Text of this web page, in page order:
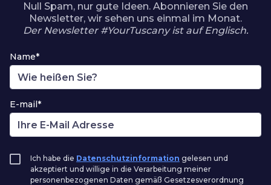
Null Spam, nur gute Ideen. Abonnieren Sie den
Newsletter, wir sehen uns einmal im Monat.
Der Newsletter #YourTuscany ist auf Englisch.
Name*
E-mail*
Ich habe die Datenschutzinformation gelesen und
akzeptiert und willige in die Verarbeitung meiner
personenbezogenen Daten gemäß Gesetzesverordnung